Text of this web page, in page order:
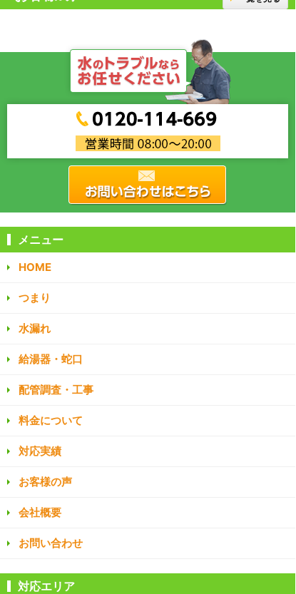
メニュー
HOME
つまり
水漏れ
給湯器・蛇口
配管調査・工事
料金について
対応実績
お客様の声
会社概要
お問い合わせ
対応エリア